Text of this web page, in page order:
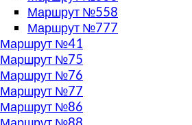
Маршрут №558
Маршрут №777
Маршрут №41
Маршрут №75
Маршрут №76
Маршрут №77
Маршрут №86